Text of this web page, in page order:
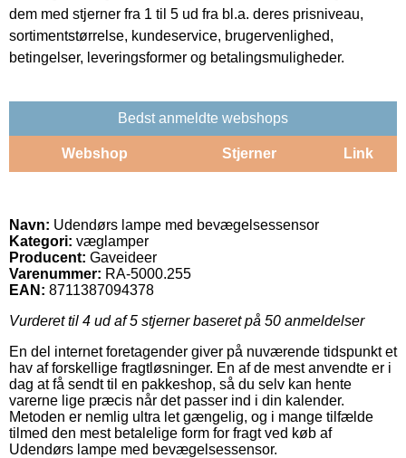
dem med stjerner fra 1 til 5 ud fra bl.a. deres prisniveau,
sortimentstørrelse, kundeservice, brugervenlighed,
betingelser, leveringsformer og betalingsmuligheder.
Bedst anmeldte webshops
Webshop Stjerner Link
Navn: Udendørs lampe med bevægelsessensor
Kategori: væglamper
Producent: Gaveideer
Varenummer: RA-5000.255
EAN: 8711387094378
Vurderet til 4 ud af 5 stjerner baseret på 50 anmeldelser
En del internet foretagender giver på nuværende tidspunkt et
hav af forskellige fragtløsninger. En af de mest anvendte er i
dag at få sendt til en pakkeshop, så du selv kan hente
varerne lige præcis når det passer ind i din kalender.
Metoden er nemlig ultra let gængelig, og i mange tilfælde
tilmed den mest betalelige form for fragt ved køb af
Udendørs lampe med bevægelsessensor.